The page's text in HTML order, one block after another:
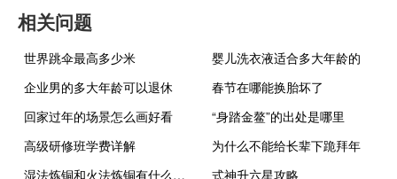
相关问题
世界跳伞最高多少米
婴儿洗衣液适合多大年龄的
企业男的多大年龄可以退休
春节在哪能换胎坏了
回家过年的场景怎么画好看
“身踏金鳌”的出处是哪里
高级研修班学费详解
为什么不能给长辈下跪拜年
湿法炼铜和火法炼铜有什么区别
式神升六星攻略